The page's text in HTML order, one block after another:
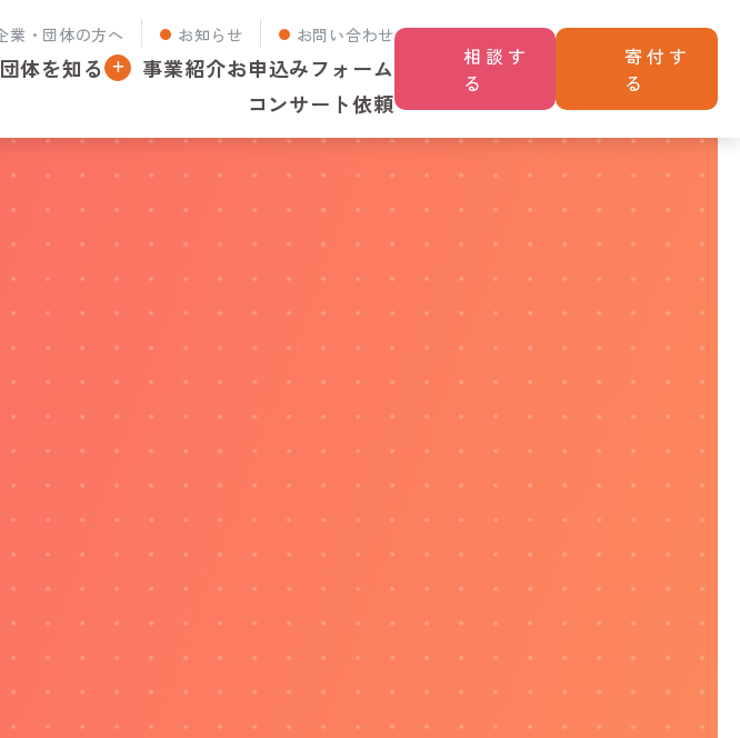
業・団体の方へ お知らせ お問い合わせ
団体を知る 事業紹介お申込みフォーム
コンサート依頼
相談す
る
寄付す
る